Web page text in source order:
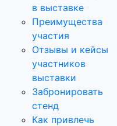
в выставке
Преимущества
участия
Отзывы и кейсы
участников
выставки
Забронировать
стенд
Как привлечь